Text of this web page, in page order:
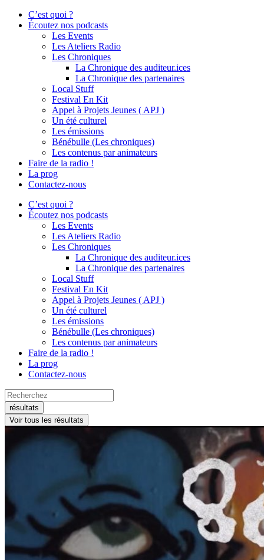
C’est quoi ?
Écoutez nos podcasts
Les Events
Les Ateliers Radio
Les Chroniques
La Chronique des auditeur.ices
La Chronique des partenaires
Local Stuff
Festival En Kit
Appel à Projets Jeunes ( APJ )
Un été culturel
Les émissions
Bénébulle (Les chroniques)
Les contenus par animateurs
Faire de la radio !
La prog
Contactez-nous
C’est quoi ?
Écoutez nos podcasts
Les Events
Les Ateliers Radio
Les Chroniques
La Chronique des auditeur.ices
La Chronique des partenaires
Local Stuff
Festival En Kit
Appel à Projets Jeunes ( APJ )
Un été culturel
Les émissions
Bénébulle (Les chroniques)
Les contenus par animateurs
Faire de la radio !
La prog
Contactez-nous
Search
...résultats
Voir tous les résultats